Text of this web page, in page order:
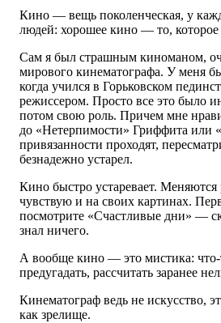
Кино — вещь поколенческая, у
людей: хорошее кино — то,
Сам я был страшным киноманом,
мирового кинематографа. У меня
когда учился в Горьковском
режиссером. Просто все это было
потом свою роль. Причем мне
до «Нетерпимости» Гриффита или
привязанности проходят,
безнадежно устарел.
Кино быстро устаревает.
чувствую и на своих картинах.
посмотрите «Счастливые дни» —
знал ничего.
А вообще кино — это мистика:
предугадать, рассчитать заранее
Кинематограф ведь не искусство,
как зрелище.